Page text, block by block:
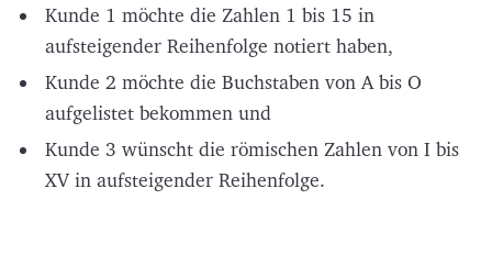
Kunde 1 möchte die Zahlen 1 bis 15 in
aufsteigender Reihenfolge notiert haben,
Kunde 2 möchte die Buchstaben von A bis O
aufgelistet bekommen und
Kunde 3 wünscht die römischen Zahlen von I bis
XV in aufsteigender Reihenfolge.